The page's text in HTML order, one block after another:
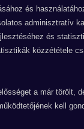
és
adminisztratív
és
közzététele
a már törölt,
kell